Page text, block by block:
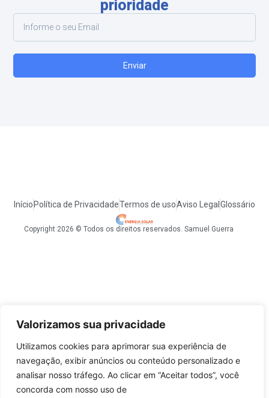
Valorizamos sua privacidade
Utilizamos cookies para aprimorar sua experiência de
navegação, exibir anúncios ou conteúdo personalizado e
analisar nosso tráfego. Ao clicar em “Aceitar todos”, você
concorda com nosso uso de
prioridade
Enviar
Início Política de PrivacidadeTermos de usoAviso Legal Glossário
Copyright 2026 © Todos os direitos reservados. Samuel Guerra